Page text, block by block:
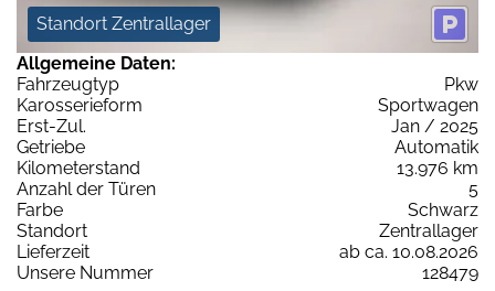
Standort Zentrallager
Allgemeine Daten:
Fahrzeugtyp
Pkw
Karosserieform
Sportwagen
Erst-Zul.
Jan / 2025
Getriebe
Automatik
Kilometerstand
13.976 km
Anzahl der Türen
5
Farbe
Schwarz
Standort
Zentrallager
Lieferzeit
ab ca. 10.08.2026
Unsere Nummer
128479